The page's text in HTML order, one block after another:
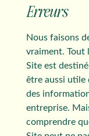
Erreurs
Nous faisons
vraiment. Tout
Site est
être aussi utile
des
entreprise.
comprendre